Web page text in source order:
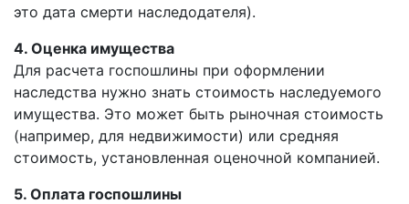
это дата смерти наследодателя).
4. Оценка имущества
Для расчета госпошлины при оформлении
наследства нужно знать стоимость наследуемого
имущества. Это может быть рыночная стоимость
(например, для недвижимости) или средняя
стоимость, установленная оценочной компанией.
5. Оплата госпошлины